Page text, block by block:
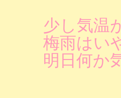
少し気温
梅雨はい
明日何か